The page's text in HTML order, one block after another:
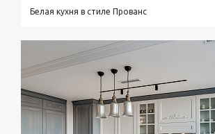
Белая кухня в стиле Прованс
Подробнее